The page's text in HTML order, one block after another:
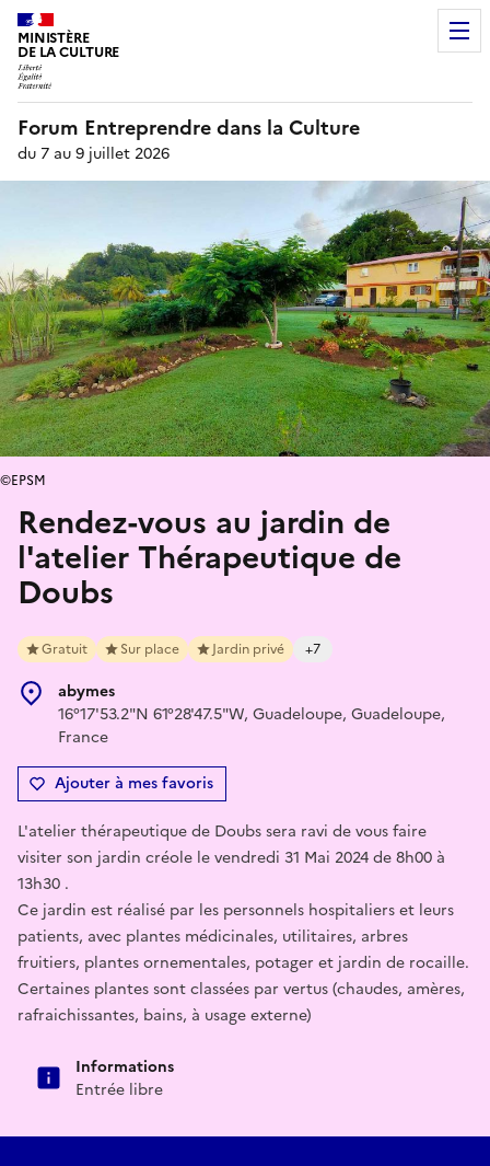
MINISTÈRE
DE LA CULTURE
Forum Entreprendre dans la Culture
du 7 au 9 juillet 2026
Rendez-vous au jardin de
l'atelier Thérapeutique de
Doubs
Gratuit Sur place Jardin privé +7
abymes
16°17'53.2"N 61°28'47.5"W, Guadeloupe, Guadeloupe,
France
Ajouter à mes favoris
©EPSM
L'atelier thérapeutique de Doubs sera ravi de vous faire
visiter son jardin créole le vendredi 31 Mai 2024 de 8h00 à
13h30 .
Ce jardin est réalisé par les personnels hospitaliers et leurs
patients, avec plantes médicinales, utilitaires, arbres
fruitiers, plantes ornementales, potager et jardin de rocaille.
Certaines plantes sont classées par vertus (chaudes, amères,
rafraichissantes, bains, à usage externe)
Informations
Entrée libre